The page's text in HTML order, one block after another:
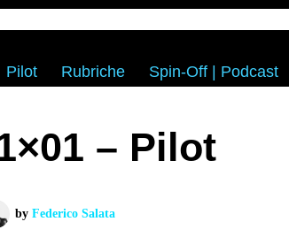
Pilot Rubriche Spin-Off | Podcast
– Pilot
by Federico Salata